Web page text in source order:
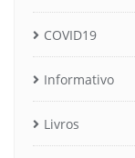
COVID19
Informativo
Livros